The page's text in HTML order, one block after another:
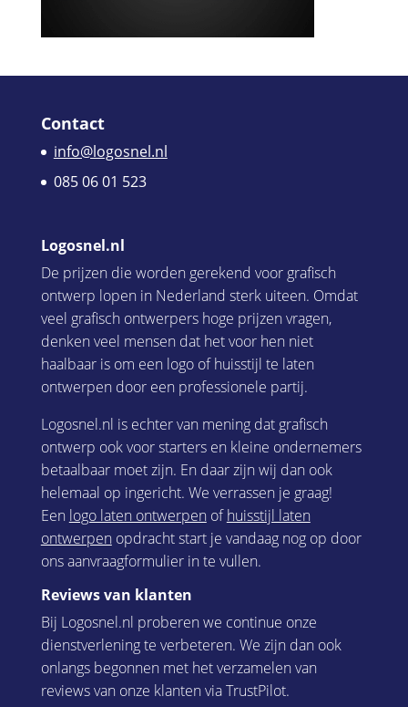
Contact
info@logosnel.nl
085 06 01 523
Logosnel.nl
De prijzen die worden gerekend voor grafisch
ontwerp lopen in Nederland sterk uiteen. Omdat
veel grafisch ontwerpers hoge prijzen vragen,
denken veel mensen dat het voor hen niet
haalbaar is om een logo of huisstijl te laten
ontwerpen door een professionele partij.
Logosnel.nl is echter van mening dat grafisch
ontwerp ook voor starters en kleine ondernemers
betaalbaar moet zijn. En daar zijn wij dan ook
helemaal op ingericht. We verrassen je graag!
Een logo laten ontwerpenofhuisstijl laten
ontwerpenopdracht start je vandaag nog op door
ons aanvraagformulier in te vullen.
Reviews van klanten
Bij Logosnel.nl proberen we continue onze
dienstverlening te verbeteren. We zijn dan ook
onlangs begonnen met het verzamelen van
reviews van onze klanten via TrustPilot.